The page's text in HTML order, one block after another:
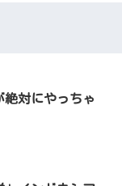
対にやっちゃ